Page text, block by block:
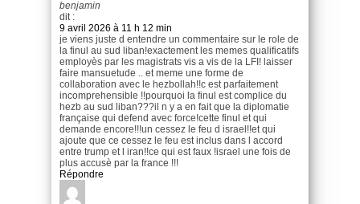
benjamin
dit :
9 avril 2026 à 11 h 12 min
je viens juste d entendre un commentaire sur le role de
la finul au sud liban!exactement les memes qualificatifs
employès par les magistrats vis a vis de la LFI! laisser
faire mansuetude .. et meme une forme de
collaboration avec le hezbollah!!c est parfaitement
incomprehensible !!pourquoi la finul est complice du
hezb au sud liban???il n y a en fait que la diplomatie
française qui defend avec force!cette finul et qui
demande encore!!!un cessez le feu d israel!!et qui
ajoute que ce cessez le feu est inclus dans l accord
entre trump et l iran!!ce qui est faux !israel une fois de
plus accusè par la france !!!
Répondre